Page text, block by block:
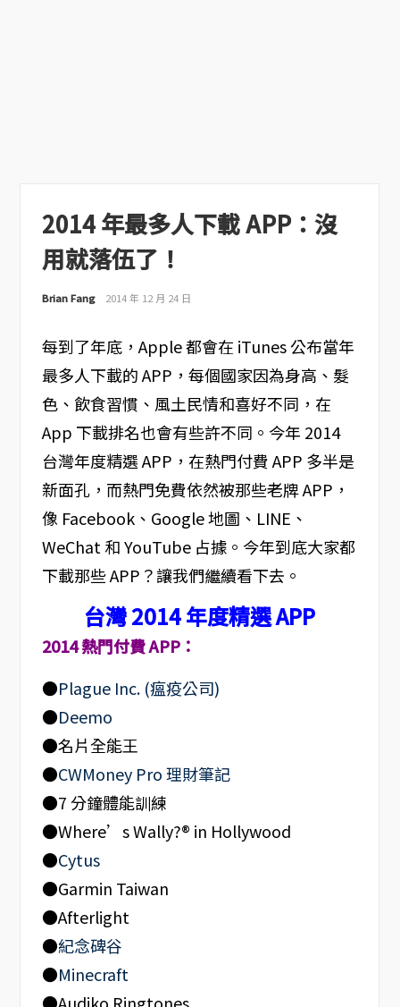
2014 年最多人下載 APP：沒
用就落伍了！
Brian Fang 2014 年 12 月 24 日
每到了年底，Apple 都會在 iTunes 公布當年
最多人下載的 APP，每個國家因為身高、髮
色、飲食習慣、風土民情和喜好不同，在
App 下載排名也會有些許不同。今年 2014
台灣年度精選 APP，在熱門付費 APP 多半是
新面孔，而熱門免費依然被那些老牌 APP，
像 Facebook、Google 地圖、LINE、
WeChat 和 YouTube 占據。今年到底大家都
下載那些 APP？讓我們繼續看下去。
台灣 2014 年度精選 APP
2014 熱門付費 APP：
●Plague Inc. (瘟疫公司)
●Deemo
●名片全能王
●CWMoney Pro 理財筆記
●7 分鐘體能訓練
●Where’s Wally?® in Hollywood
●Cytus
●Garmin Taiwan
●Afterlight
●紀念碑谷
●Minecraft